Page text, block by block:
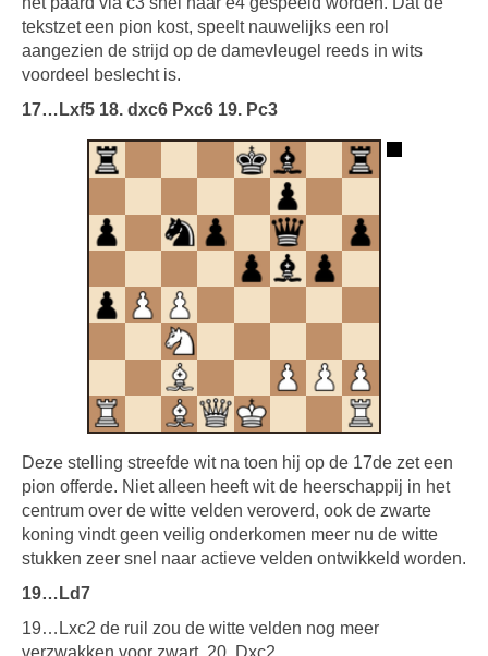
tekstzet een pion kost, speelt nauwelijks een rol
aangezien de strijd op de damevleugel reeds in wits
voordeel beslecht is.
17…Lxf5 18. dxc6 Pxc6 19. Pc3
Deze stelling streefde wit na toen hij op de 17de zet een
pion offerde. Niet alleen heeft wit de heerschappij in het
centrum over de witte velden veroverd, ook de zwarte
koning vindt geen veilig onderkomen meer nu de witte
stukken zeer snel naar actieve velden ontwikkeld worden.
19…Ld7
19…Lxc2 de ruil zou de witte velden nog meer
verzwakken voor zwart. 20. Dxc2